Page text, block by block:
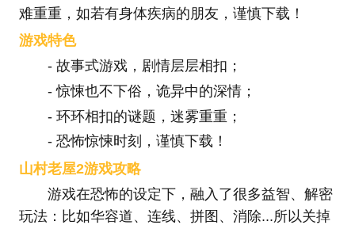
难重重，如若有身体疾病的朋友，谨慎下载！
游戏特色
- 故事式游戏，剧情层层相扣；
- 惊悚也不下俗，诡异中的深情；
- 环环相扣的谜题，迷雾重重；
- 恐怖惊悚时刻，谨慎下载！
山村老屋2游戏攻略
游戏在恐怖的设定下，融入了很多益智、解密
玩法：比如华容道、连线、拼图、消除...所以关掉